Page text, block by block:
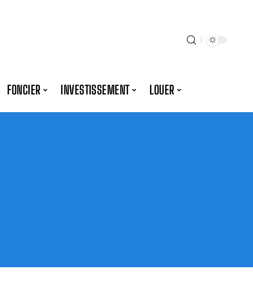
FONCIER INVESTISSEMENT LOUER